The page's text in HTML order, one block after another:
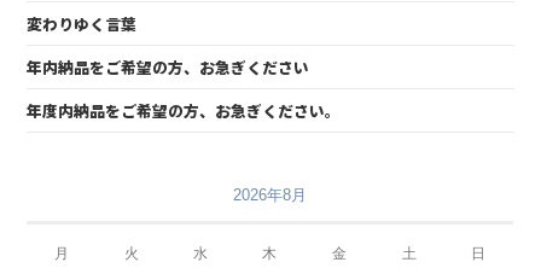
変わりゆく言葉
年内納品をご希望の方、お急ぎください
年度内納品をご希望の方、お急ぎください。
2026年8月
月 火 水 木 金 土 日